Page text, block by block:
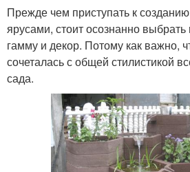
Прежде чем приступать к
ярусами, стоит осознанно
гамму и декор. Потому как важно,
сочеталась с общей стилистикой
сада.